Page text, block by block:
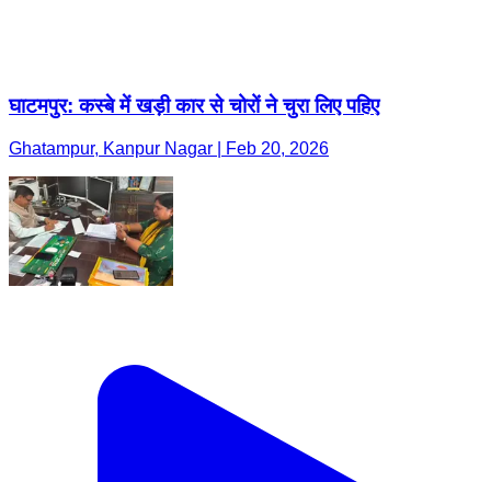
घाटमपुर: कस्बे में खड़ी कार से चोरों ने चुरा लिए पहिए
Ghatampur, Kanpur Nagar | Feb 20, 2026